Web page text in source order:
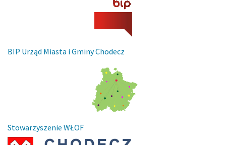
BIP Urząd Miasta i Gminy Chodecz
Stowarzyszenie WŁOF